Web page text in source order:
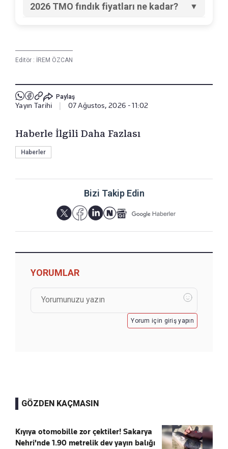
2026 TMO fındık fiyatları ne kadar?
ve Sivri kalite fındık 145 TL/kg olarak
belirlendi.
Editör : İREM ÖZCAN
Paylaş
Yayın Tarihi 07 Ağustos, 2026 - 11:02
Haberle İlgili Daha Fazlası
Haberler
Bizi Takip Edin
YORUMLAR
Yorum için giriş yapın
GÖZDEN KAÇMASIN
Kıyıya otomobille zor çektiler! Sakarya
Nehri'nde 1.90 metrelik dev yayın balığı